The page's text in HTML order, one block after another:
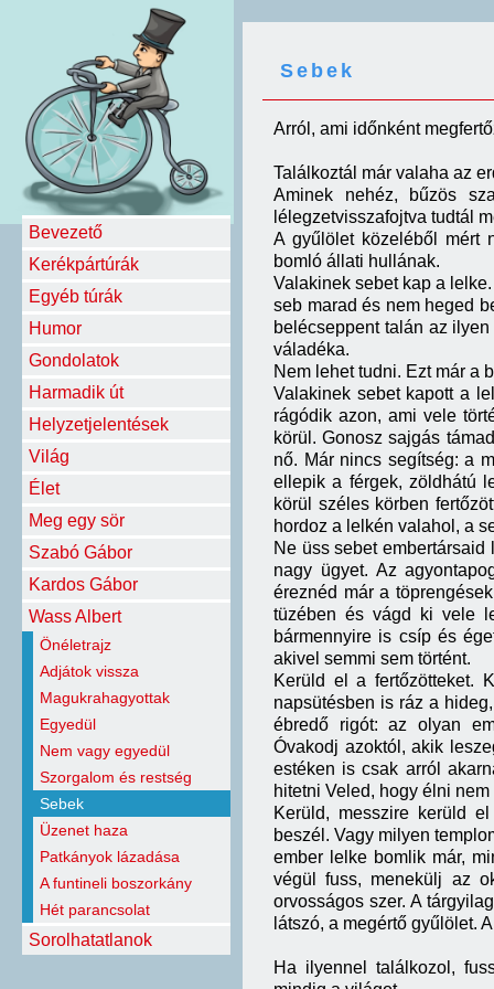
Bevezető
Kerékpártúrák
Egyéb túrák
Humor
Gondolatok
Harmadik út
Helyzetjelentések
Világ
Élet
Meg egy sör
Szabó Gábor
Kardos Gábor
Wass Albert
Önéletrajz
Adjátok vissza
Magukrahagyottak
Egyedül
Nem vagy egyedül
Szorgalom és restség
Sebek
Üzenet haza
Patkányok lázadása
A funtineli boszorkány
Hét parancsolat
Sorolhatatlanok
Sebek
Arról, ami időnként
Találkoztál már valaha az
Aminek nehéz, bűzös
lélegzetvisszafojtva tudtál
A gyűlölet közeléből mért
bomló állati hullának.
Valakinek sebet kap a
seb marad és nem heged
belécseppent talán az
váladéka.
Nem lehet tudni. Ezt már a
Valakinek sebet kapott a
rágódik azon, ami vele
körül. Gonosz sajgás
nő. Már nincs segítség: a
ellepik a férgek, zöldhátú
körül széles körben
hordoz a lelkén valahol, a
Ne üss sebet
nagy ügyet. Az
éreznéd már a
tüzében és vágd ki vele
bármennyire is csíp és
akivel semmi sem történt.
Kerüld el a fertőzötteket.
napsütésben is ráz a
ébredő rigót: az olyan
Óvakodj azoktól, akik
estéken is csak arról
hitetni Veled, hogy élni
Kerüld, messzire kerüld
beszél. Vagy milyen
ember lelke bomlik már,
végül fuss, menekülj az
orvosságos szer. A
látszó, a megértő gyűlölet.
Ha ilyennel találkozol,